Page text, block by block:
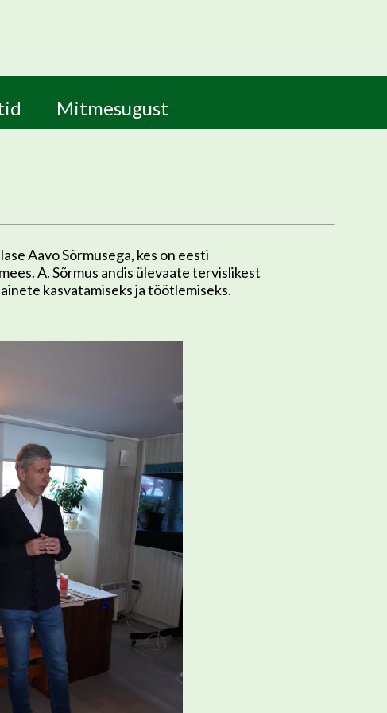
Mitmesugust
Aavo Sõrmusega, kes on eesti
A. Sõrmus andis ülevaate tervislikest
kasvatamiseks ja töötlemiseks.